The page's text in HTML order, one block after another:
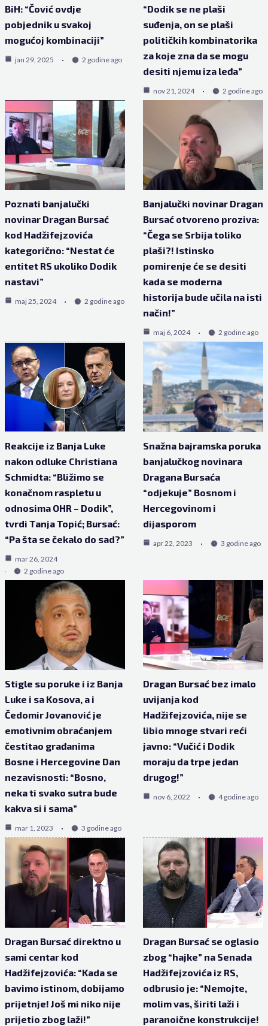
BiH: “Čović ovdje
pobjednik u svakoj
mogućoj kombinaciji”
jan 29, 2025 2 godine ago
“Dodik se ne plaši
suđenja, on se plaši
političkih kombinatorika
za koje zna da se mogu
desiti njemu iza leđa”
nov 21, 2024 2 godine ago
Poznati banjalučki
novinar Dragan Bursać
kod Hadžifejzovića
kategorično: “Nestat će
entitet RS ukoliko Dodik
nastavi”
maj 25, 2024 2 godine ago
Banjalučki novinar Dragan
Bursać otvoreno proziva:
“Čega se Srbija toliko
plaši?! Istinsko
pomirenje će se desiti
kada se moderna
historija bude učila na isti
način!”
maj 6, 2024 2 godine ago
Reakcije iz Banja Luke
nakon odluke Christiana
Schmidta: “Bližimo se
konačnom raspletu u
odnosima OHR – Dodik”,
tvrdi Tanja Topić; Bursać:
“Pa šta se čekalo do sad?”
mar 26, 2024
2 godine ago
Snažna bajramska poruka
banjalučkog novinara
Dragana Bursaća
“odjekuje” Bosnom i
Hercegovinom i
dijasporom
apr 22, 2023 3 godine ago
Stigle su poruke i iz Banja
Luke i sa Kosova, a i
Čedomir Jovanović je
emotivnim obraćanjem
čestitao građanima
Bosne i Hercegovine Dan
nezavisnosti: “Bosno,
neka ti svako sutra bude
kakva si i sama”
mar 1, 2023 3 godine ago
Dragan Bursać bez imalo
uvijanja kod
Hadžifejzovića, nije se
libio mnoge stvari reći
javno: “Vučić i Dodik
moraju da trpe jedan
drugog!”
nov 6, 2022 4 godine ago
Dragan Bursać direktno u
sami centar kod
Hadžifejzovića: “Kada se
bavimo istinom, dobijamo
prijetnje! Još mi niko nije
prijetio zbog laži!”
Dragan Bursać se oglasio
zbog “hajke” na Senada
Hadžifejzovića iz RS,
odbrusio je: “Nemojte,
molim vas, širiti laži i
paranoične konstrukcije!